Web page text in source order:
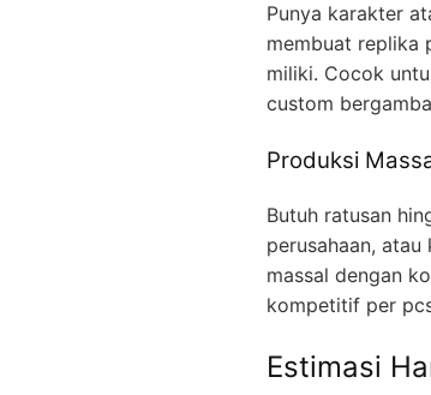
Punya karakter
membuat replika
miliki. Cocok
custom
Produksi
Butuh ratusan
perusahaan,
massal dengan
kompetitif per
Estimasi